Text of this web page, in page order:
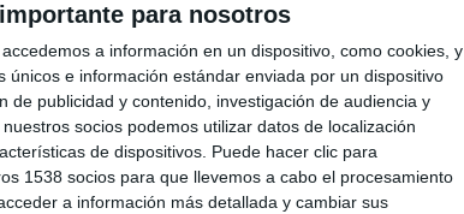
para nosotros
a información en un dispositivo, como cookies, y
e información estándar enviada por un dispositivo
de publicidad y contenido, investigación de audiencia y
socios podemos utilizar datos de localización
de dispositivos. Puede hacer clic para
1538 socios para que llevemos a cabo el procesamiento
a información más detallada y cambiar sus
3
CANALES TV
110
SIN PARTIDO
GRATUÍTO
3
1
2